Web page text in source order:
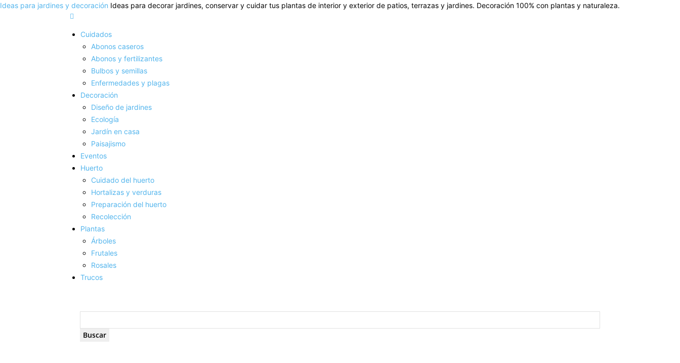
Ideas para jardines y decoración Ideas para decorar jardines, conservar y cuidar tus plantas de interior y exterior de patios, terrazas y jardines. Decoración 100% con plantas y naturaleza.
Cuidados
Abonos caseros
Abonos y fertilizantes
Bulbos y semillas
Enfermedades y plagas
Decoración
Diseño de jardines
Ecología
Jardín en casa
Paisajismo
Eventos
Huerto
Cuidado del huerto
Hortalizas y verduras
Preparación del huerto
Recolección
Plantas
Árboles
Frutales
Rosales
Trucos